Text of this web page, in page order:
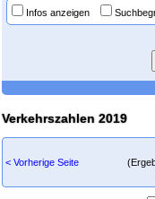
Infos anzeigen
Verkehrszahlen 2019
< Vorherige Seite